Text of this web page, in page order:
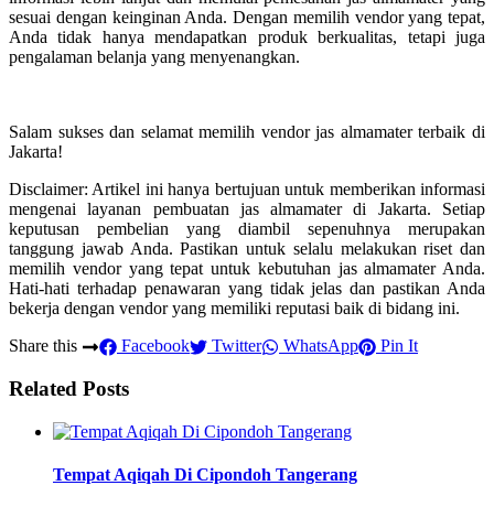
sesuai dengan keinginan Anda. Dengan memilih vendor yang tepat,
Anda tidak hanya mendapatkan produk berkualitas, tetapi juga
pengalaman belanja yang menyenangkan.
Salam sukses dan selamat memilih vendor jas almamater terbaik di
Jakarta!
Disclaimer: Artikel ini hanya bertujuan untuk memberikan informasi
mengenai layanan pembuatan jas almamater di Jakarta. Setiap
keputusan pembelian yang diambil sepenuhnya merupakan
tanggung jawab Anda. Pastikan untuk selalu melakukan riset dan
memilih vendor yang tepat untuk kebutuhan jas almamater Anda.
Hati-hati terhadap penawaran yang tidak jelas dan pastikan Anda
bekerja dengan vendor yang memiliki reputasi baik di bidang ini.
Share this
Facebook Twitter WhatsApp Pin It
Related Posts
Tempat Aqiqah Di Cipondoh Tangerang